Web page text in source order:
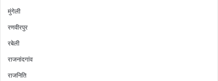
मुंगेली
रणवीरपुर
रबेली
राजनांदगांव
राजनिति